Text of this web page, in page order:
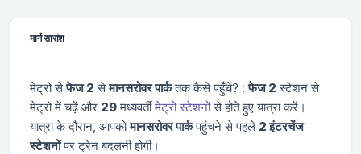
मार्ग सारांश
मेट्रो सेफेज 2 सेमानसरोवर पार्कतक कैसे पहुँचें? :फेज 2 स्टेशन से
मेट्रो में चढ़ें और 29मध्यवर्तीमेट्रो स्टेशनोंसे होते हुए यात्रा करें।
यात्रा के दौरान, आपकोमानसरोवर पार्कपहुंचने से पहले 2 इंटरचेंज
स्टेशनोंपर ट्रेन बदलनी होगी।